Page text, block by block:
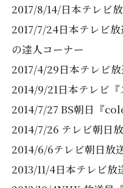
2017/8/14/日本テレビ
2017/7/24日本テレビ
の達人コーナー
2017/4/29日本テレビ放
2014/9/21日本テレビ『
2014/7/27 BS朝日『
2014/7/26 テレビ朝日
2014/6/6テレビ朝日放
2013/11/4日本テレビ放